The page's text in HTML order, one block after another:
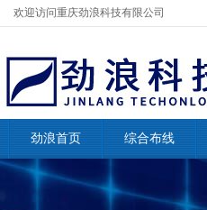
欢迎访问重庆劲浪科技有限公司
劲浪首页 综合布线